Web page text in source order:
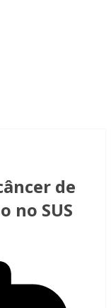
de
no SUS